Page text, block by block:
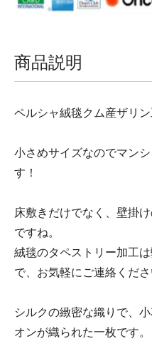
商品説明
ペルシャ絨毯クム産ザリ
小さめサイズなのでマン
す！
床敷きだけでなく、壁掛
ですね。
絨毯のタペストリー加工
で、お気軽にご連絡くださ
シルクの緻密な織りで、
オンが織られた一枚です。